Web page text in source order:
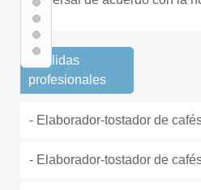
· Salidas
profesionales
- Elaborador-tostador de
- Elaborador-tostador de